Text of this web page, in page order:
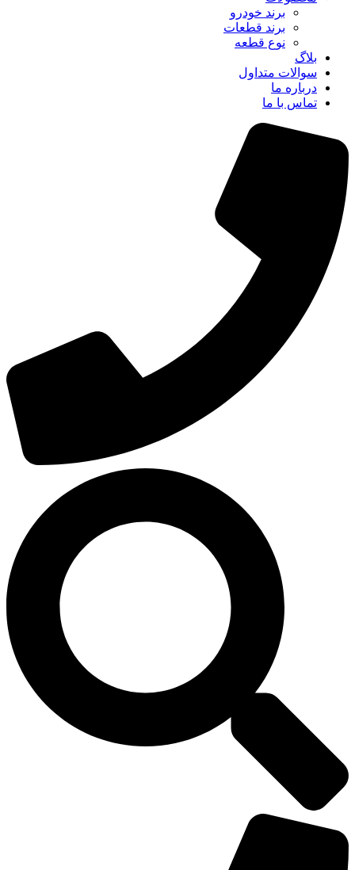
برند خودرو
برند قطعات
نوع قطعه
بلاگ
سوالات متداول
درباره ما
تماس با ما